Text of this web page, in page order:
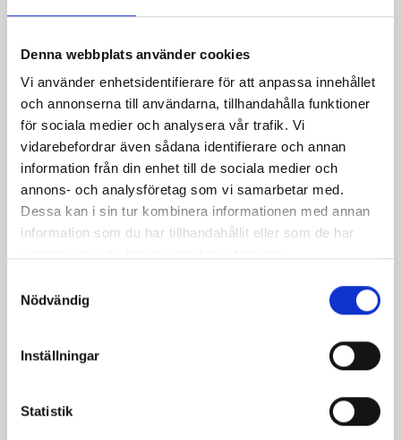
Denna webbplats använder cookies
Vi använder enhetsidentifierare för att anpassa innehållet
och annonserna till användarna, tillhandahålla funktioner
för sociala medier och analysera vår trafik. Vi
vidarebefordrar även sådana identifierare och annan
information från din enhet till de sociala medier och
annons- och analysföretag som vi samarbetar med.
Dessa kan i sin tur kombinera informationen med annan
information som du har tillhandahållit eller som de har
Nödvändig
Inställningar
Statistik